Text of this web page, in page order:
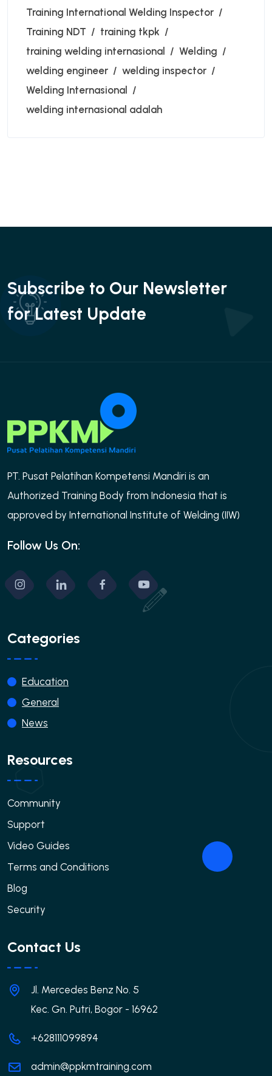
Training International Welding Inspector
Training NDT
training tkpk
training welding internasional
Welding
welding engineer
welding inspector
Welding Internasional
welding internasional adalah
Subscribe to Our Newsletter
for Latest Update
PT. Pusat Pelatihan Kompetensi Mandiri is an
Authorized Training Body from Indonesia that is
approved by International Institute of Welding (IIW)
Follow Us On:
Categories
Education
General
News
Resources
Community
Support
Video Guides
Terms and Conditions
Blog
Security
Contact Us
Jl. Mercedes Benz No. 5
Kec. Gn. Putri, Bogor - 16962
+628111099894
admin@ppkmtraining.com